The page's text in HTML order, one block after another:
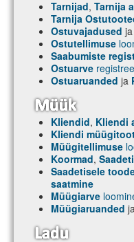
Tarnijad, Tarnija
Tarnija
Ostuvajadused ja
Ostutellimuse
Saabumiste
Ostuarve
Ostuaruanded ja
Kliendid, Kliendi
Kliendi
Müügitellimuse
Koormad,
Saadetisele
saatmine
Müügiarve
Müügiaruanded